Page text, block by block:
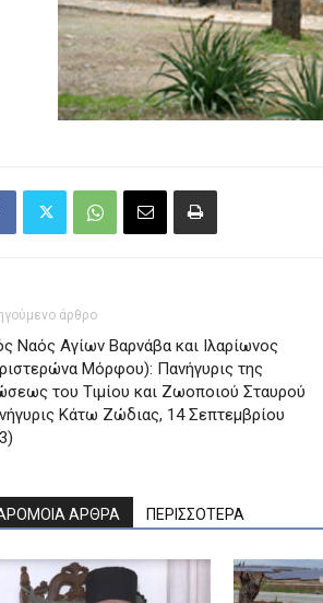
άρθρο
Ναός Αγίων Βαρνάβα και Ιλαρίωνος
Μόρφου): Πανήγυρις της
του Τιμίου και Ζωοποιού Σταυρού
Κάτω Ζώδιας, 14 Σεπτεμβρίου
ΑΡΘΡΑ ΠΕΡΙΣΣΟΤΕΡΑ